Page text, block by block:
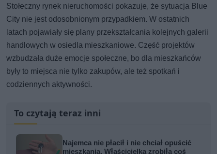
Stołeczny rynek nieruchomości pokazuje, że sytuacja Blue
City nie jest odosobnionym przypadkiem. W ostatnich
latach pojawiały się plany przekształcania kolejnych galerii
handlowych w osiedla mieszkaniowe. Część projektów
wzbudzała duże emocje społeczne, bo dla mieszkańców
były to miejsca nie tylko zakupów, ale też spotkań i
codziennych aktywności.
To czytają teraz inni
Najemca nie płacił i nie chciał opuścić
mieszkania. Właścicielka zrobiła coś